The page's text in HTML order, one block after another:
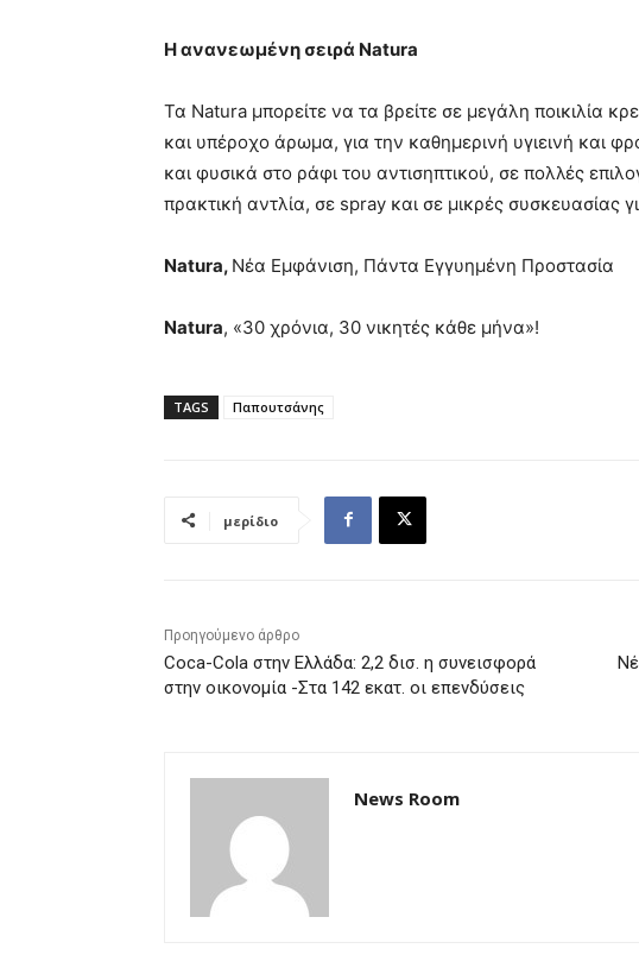
Η ανανεωμένη σειρά Natura
Τα Natura μπορείτε να τα βρείτε σε μεγάλη ποικιλία
και υπέροχο άρωμα, για την καθημερινή υγιεινή και
και φυσικά στο ράφι του αντισηπτικού, σε πολλές
πρακτική αντλία, σε spray και σε μικρές συσκευασίας
Natura, Νέα Εμφάνιση, Πάντα Εγγυημένη Προστασία
Natura, «30 χρόνια, 30 νικητές κάθε μήνα»!
TAGS Παπουτσάνης
μερίδιο
Προηγούμενο άρθρο
Coca-Cola στην Ελλάδα: 2,2 δισ. η συνεισφορά
στην οικονομία -Στα 142 εκατ. οι επενδύσεις
News Room